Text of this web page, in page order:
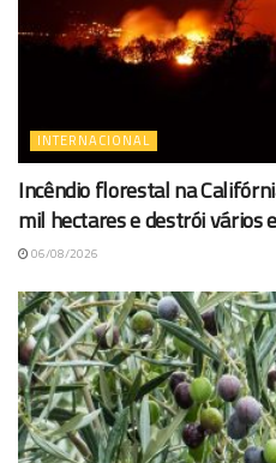
INTERNACIONAL
Incêndio florestal na
mil hectares e destrói vários
06/08/2026